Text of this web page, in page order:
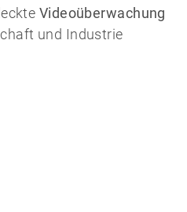
Videoüberwachung
und Industrie